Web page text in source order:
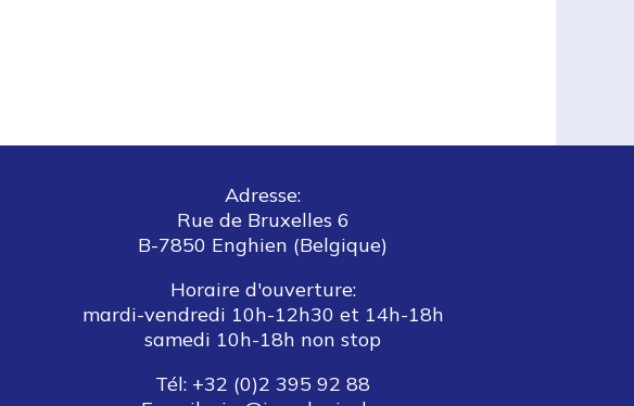
Adresse:
Rue de Bruxelles 6
B-7850 Enghien (Belgique)
Horaire d'ouverture:
mardi-vendredi 10h-12h30 et 14h-18h
samedi 10h-18h non stop
Tél: +32 (0)2 395 92 88